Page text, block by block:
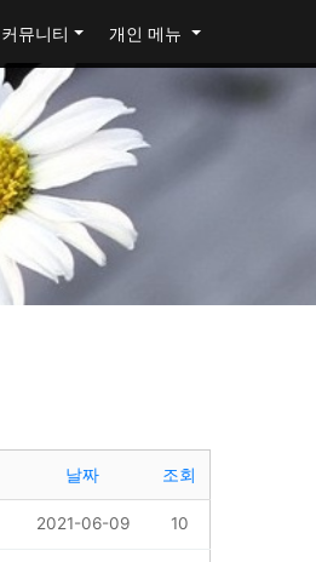
커뮤니티 개인 메뉴
날짜 조회
2021-06-09 10